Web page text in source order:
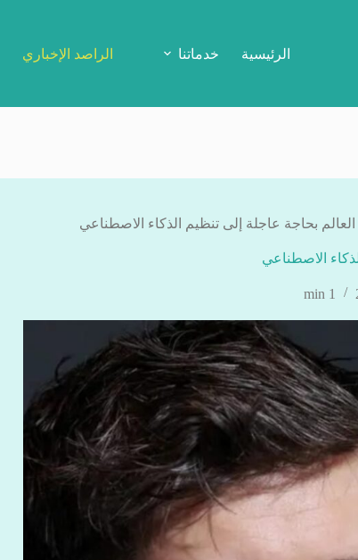
الرئيسية خدماتنا الراصد الإخباري
بحاجة عاجلة إلى تنظيم الذكاء الاصطناعي
الاصطناعي
1 min